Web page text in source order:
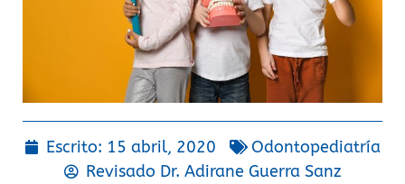
Escrito: 15 abril, 2020
Odontopediatría
Revisado Dr. Adirane Guerra Sanz